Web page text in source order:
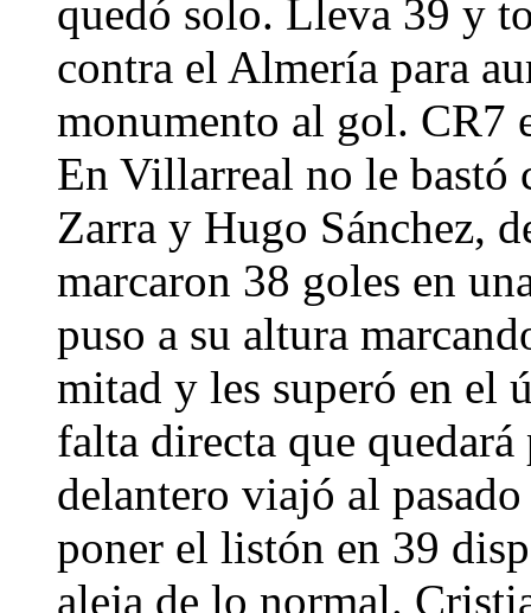
quedó solo. Lleva 39 y
contra el Almería para
monumento al gol. CR7
En Villarreal no le bastó
Zarra y Hugo Sánchez,
marcaron 38 goles en
puso a su altura
mitad y les superó en el
falta directa que
delantero viajó al
poner el listón en 39
aleja de lo normal.